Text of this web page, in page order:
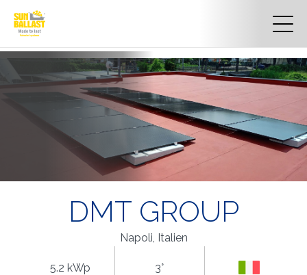
DMT GROUP
Napoli, Italien
5.2 kWp 3°